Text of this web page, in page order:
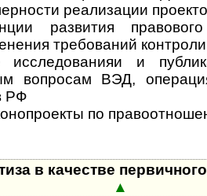
реализации
развития
требований
исследованияи и
вопросам ВЭД,
РФ
по
в качестве
▲